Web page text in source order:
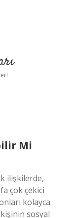
Mi
ilişkilerde,
çok çekici
kolayca
sosyal